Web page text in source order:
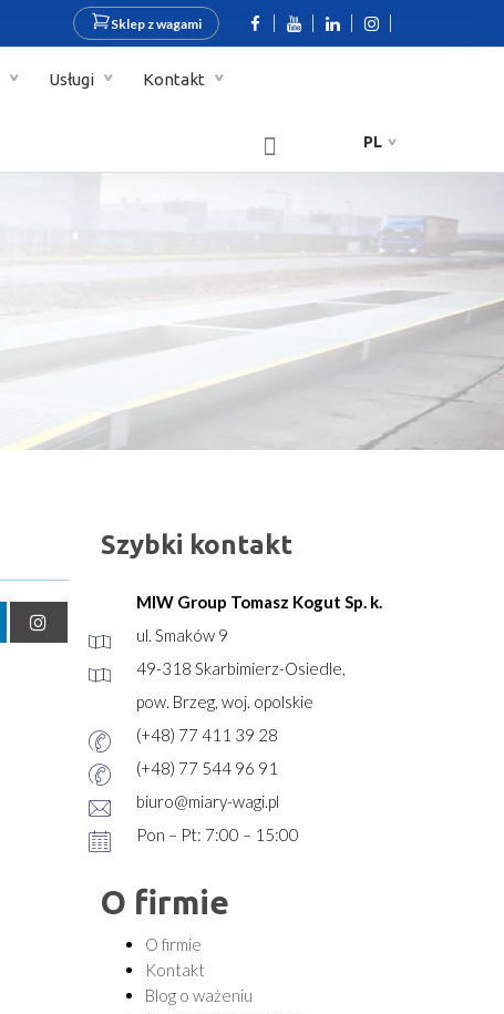
Sklep z wagami
Usługi Kontakt
PL
Szybki kontakt
MIW Group Tomasz Kogut Sp. k.
ul. Smaków 9
49-318 Skarbimierz-Osiedle,
pow. Brzeg, woj. opolskie
(+48) 77 411 39 28
(+48) 77 544 96 91
biuro@miary-wagi.pl
Pon – Pt: 7:00 – 15:00
O firmie
O firmie
Kontakt
Blog o ważeniu